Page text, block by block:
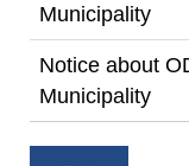
Municipality
Notice about
Municipality